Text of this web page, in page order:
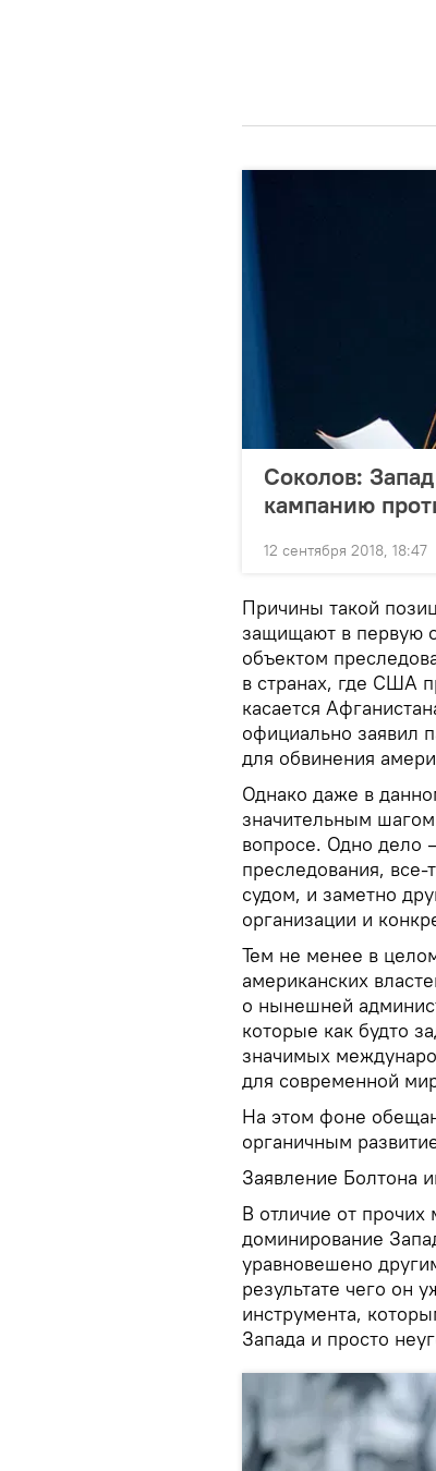
Соколов:
кампанию
12 сентября 2018, 18:47
Причины такой
защищают в первую
объектом
в странах, где США
касается
официально заявил
для обвинения
Однако даже в
значительным
вопросе. Одно дело
преследования, все-
судом, и заметно
организации и
Тем не менее в
американских
о нынешней
которые как будто
значимых
для современной
На этом фоне
органичным
Заявление Болтона
В отличие от
доминирование
уравновешено
результате чего он
инструмента,
Запада и просто